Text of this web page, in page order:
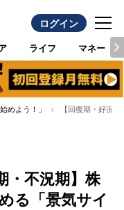
ログイン
ライフ マネー
めよう！」 【回復期・好況
・不況期】株
る「景気サイ